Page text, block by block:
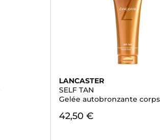
LANCASTER
SELF TAN
Gelée autobronzante corps
42,50 €